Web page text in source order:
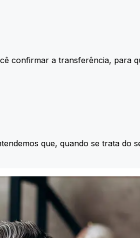
confirmar a transferência, para
que, quando se trata do